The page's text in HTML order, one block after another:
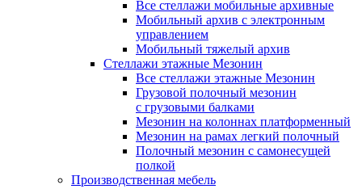
Все стеллажи мобильные архивные
Мобильный архив с электронным
управлением
Мобильный тяжелый архив
Стеллажи этажные Мезонин
Все стеллажи этажные Мезонин
Грузовой полочный мезонин
с грузовыми балками
Мезонин на колоннах платформенный
Мезонин на рамах легкий полочный
Полочный мезонин с самонесущей
полкой
Производственная мебель